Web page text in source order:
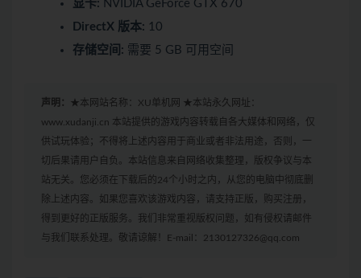
显卡: NVIDIA GeForce GTX 670
DirectX 版本: 10
存储空间: 需要 5 GB 可用空间
声明： ★本网站名称：XU单机网 ★本站永久网址：
www.xudanji.cn 本站提供的游戏内容转载自各大媒体和网络，仅
供试玩体验；不得将上述内容用于商业或者非法用途，否则，一
切后果请用户自负。本站信息来自网络收集整理，版权争议与本
站无关。您必须在下载后的24个小时之内，从您的电脑中彻底删
除上述内容。如果您喜欢该游戏内容，请支持正版，购买注册，
得到更好的正版服务。我们非常重视版权问题，如有侵权请邮件
与我们联系处理。敬请谅解！E-mail：2130127326@qq.com